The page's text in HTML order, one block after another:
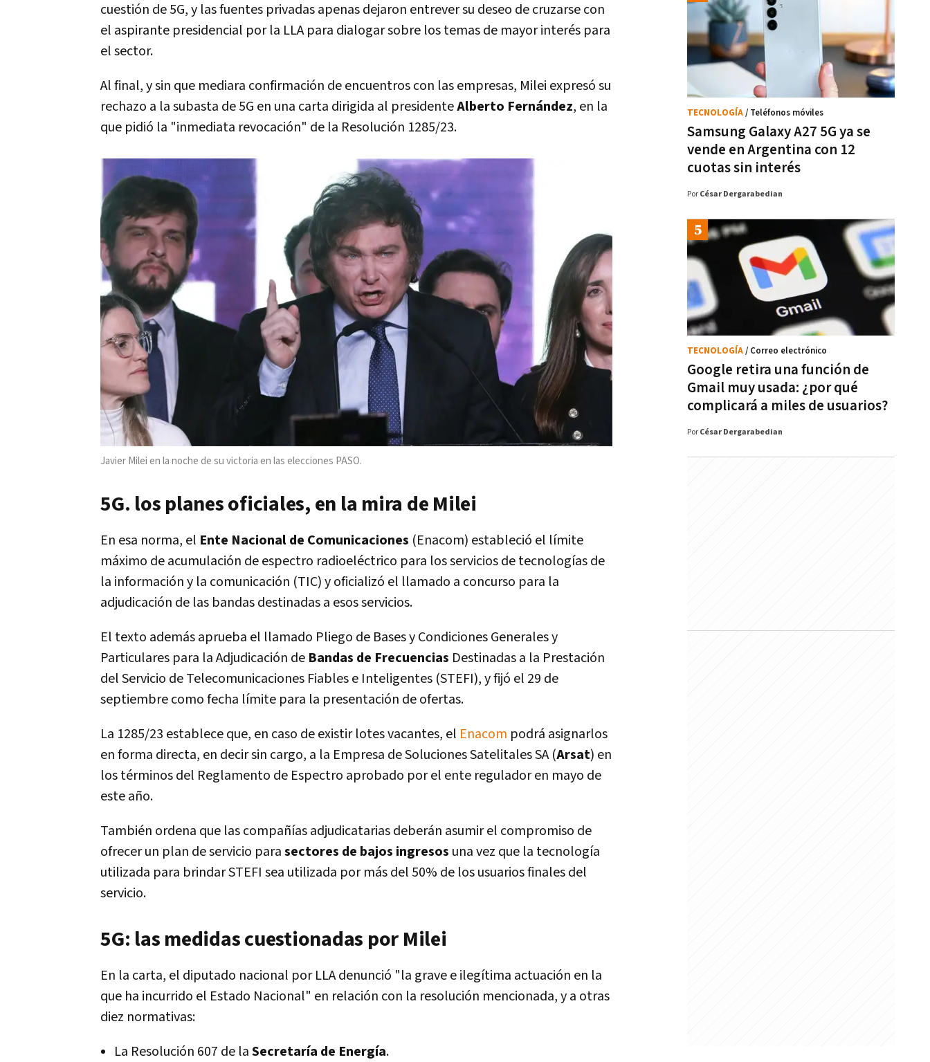
cuestión de 5G, y las fuentes privadas apenas dejaron entrever su deseo de cruzarse con
el aspirante presidencial por la LLA para dialogar sobre los temas de mayor interés para
el sector.
Al final, y sin que mediara confirmación de encuentros con las empresas, Milei expresó su
rechazo a la subasta de 5G en una carta dirigida al presidenteAlberto Fernández, en la
que pidió la "inmediata revocación" de la Resolución 1285/23.
Javier Milei en la noche de su victoria en las elecciones PASO.
5G. los planes oficiales, en la mira de Milei
En esa norma, el Ente Nacional de Comunicaciones (Enacom) estableció el límite
máximo de acumulación de espectro radioeléctrico para los servicios de tecnologías de
la información y la comunicación (TIC) y oficializó el llamado a concurso para la
adjudicación de las bandas destinadas a esos servicios.
El texto además aprueba el llamado Pliego de Bases y Condiciones Generales y
Particulares para la Adjudicación de Bandas de Frecuencias Destinadas a la Prestación
del Servicio de Telecomunicaciones Fiables e Inteligentes (STEFI), y fijó el 29 de
septiembre como fecha límite para la presentación de ofertas.
La 1285/23 establece que, en caso de existir lotes vacantes, el Enacom podrá asignarlos
en forma directa, en decir sin cargo, a la Empresa de Soluciones Satelitales SA (Arsat) en
los términos del Reglamento de Espectro aprobado por el ente regulador en mayo de
este año.
También ordena que las compañías adjudicatarias deberán asumir el compromiso de
ofrecer un plan de servicio parasectores de bajos ingresos una vez que la tecnología
utilizada para brindar STEFI sea utilizada por más del 50% de los usuarios finales del
servicio.
5G: las medidas cuestionadas por Milei
En la carta, el diputado nacional por LLA denunció "la grave e ilegítima actuación en la
que ha incurrido el Estado Nacional" en relación con la resolución mencionada, y a otras
diez normativas:
La Resolución 607 de laSecretaría de Energía.
Samsung Galaxy A27 5G ya se
vende en Argentina con 12
cuotas sin interés
TECNOLOGÍA/ Teléfonos móviles
Por César Dergarabedian
Google retira una función de
Gmail muy usada: ¿por qué
complicará a miles de usuarios?
TECNOLOGÍA/ Correo electrónico
Por César Dergarabedian